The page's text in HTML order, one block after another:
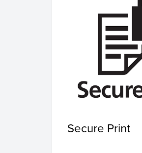
Secure Print